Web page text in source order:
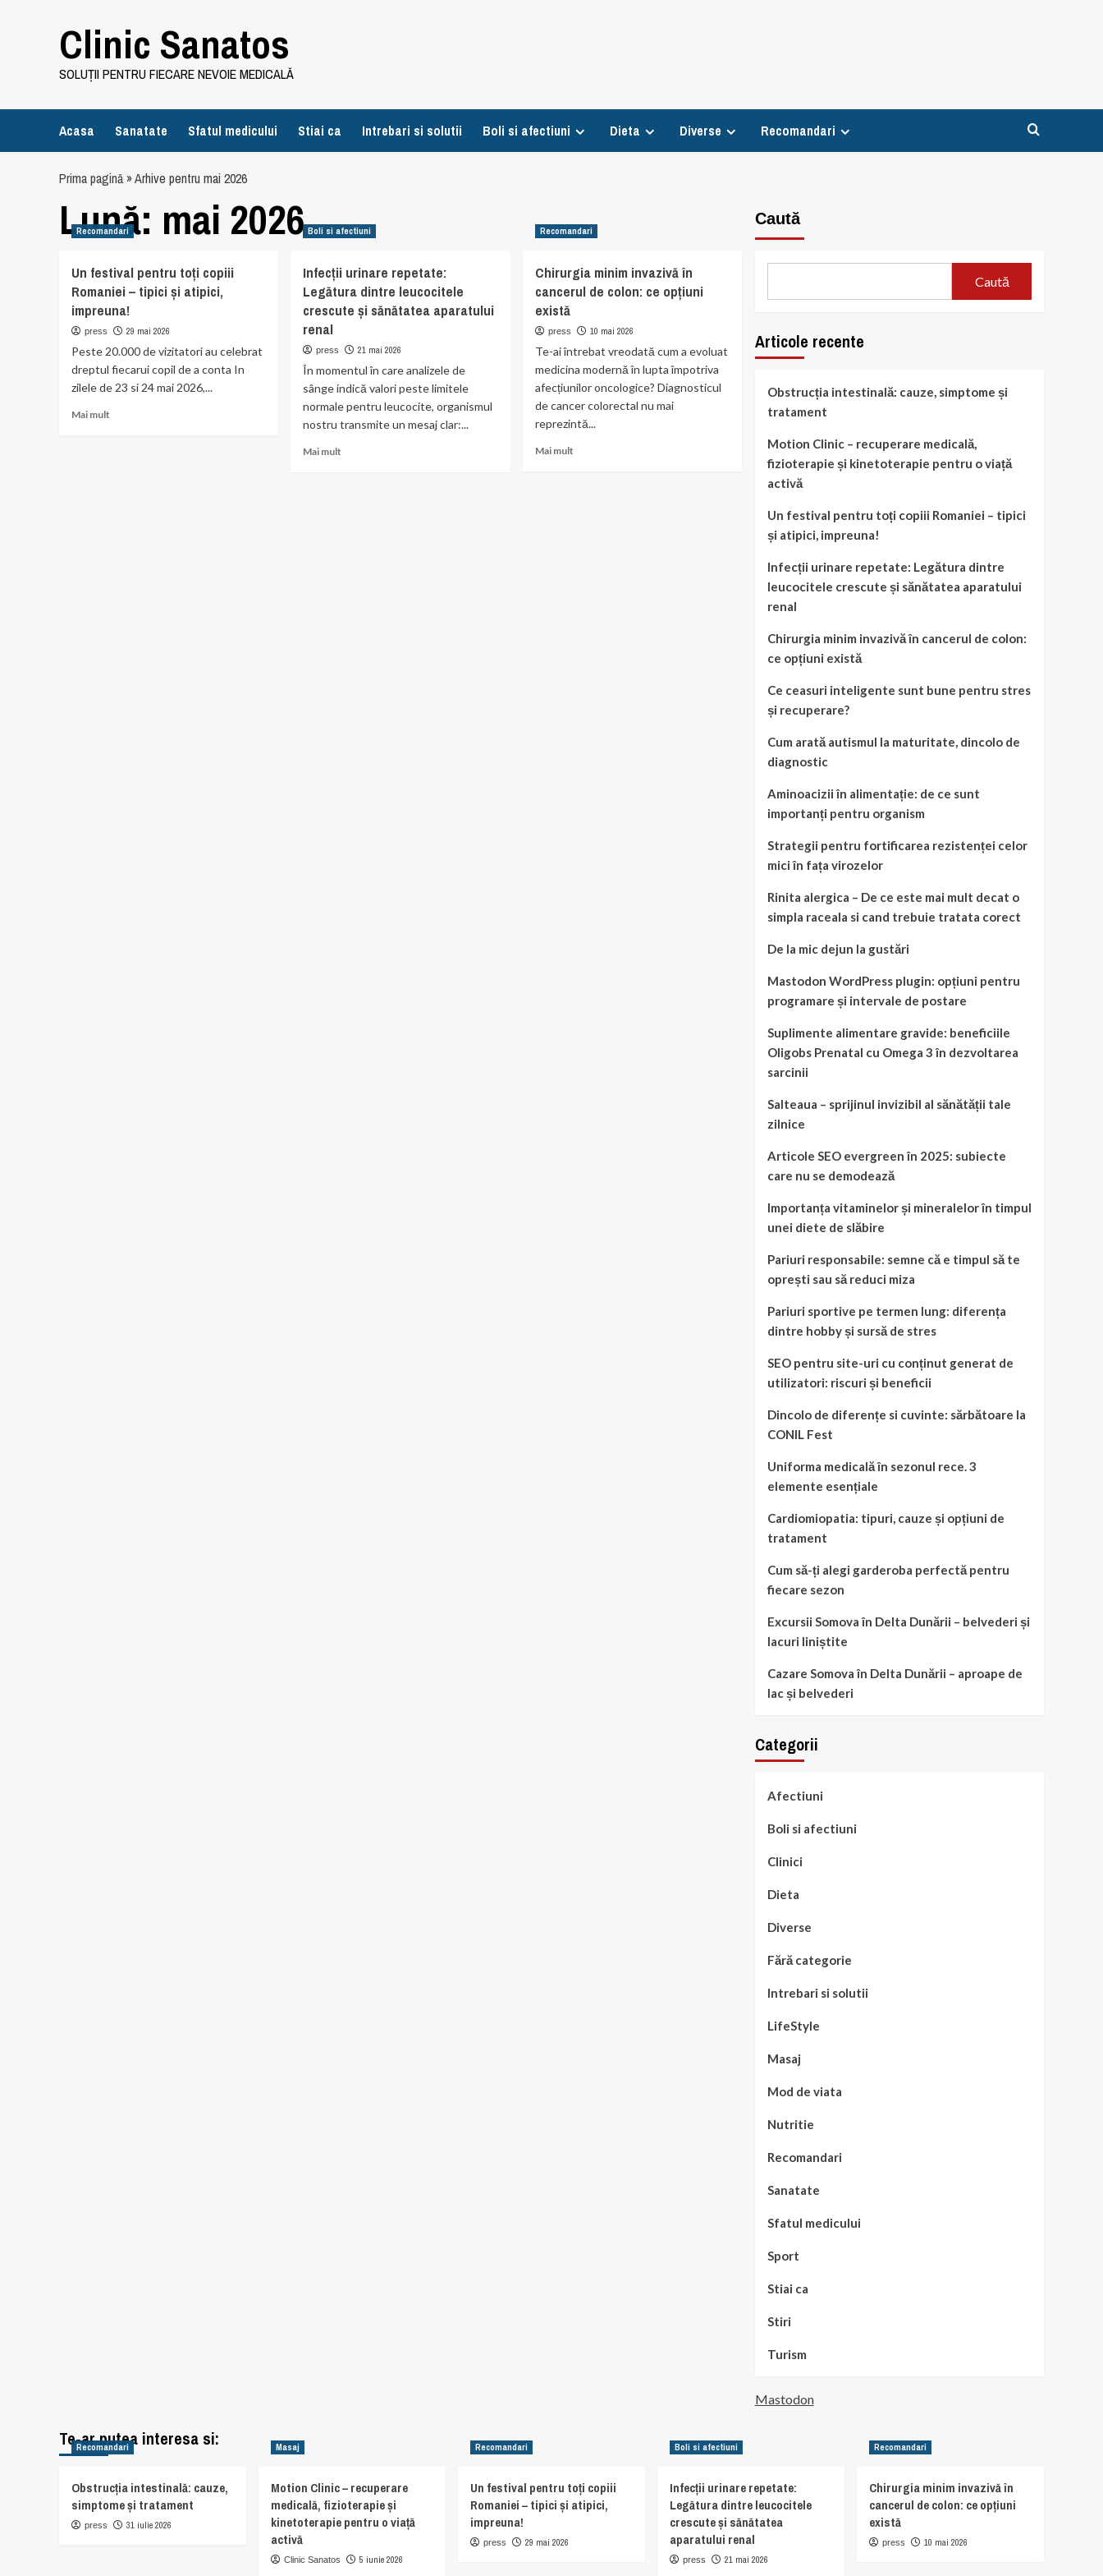
Clinic Sanatos
SOLUȚII PENTRU FIECARE NEVOIE MEDICALĂ
Acasa Sanatate Sfatul medicului Stiai ca Intrebari si solutii Boli si afectiuni Dieta Diverse Recomandari
Prima pagină»Arhive pentru mai 2026
Lună: mai 2026
Recomandari
Un festival pentru toți copiii
Romaniei – tipici și atipici,
impreuna!
press 29 mai 2026
Peste 20.000 de vizitatori au celebrat
dreptul fiecarui copil de a conta In
zilele de 23 si 24 mai 2026,...
Mai mult
Boli si afectiuni
Infecții urinare repetate:
Legătura dintre leucocitele
crescute și sănătatea aparatului
renal
press 21 mai 2026
În momentul în care analizele de
sânge indică valori peste limitele
normale pentru leucocite, organismul
nostru transmite un mesaj clar:...
Mai mult
Recomandari
Chirurgia minim invazivă în
cancerul de colon: ce opțiuni
există
press 10 mai 2026
Te-ai întrebat vreodată cum a evoluat
medicina modernă în lupta împotriva
afecțiunilor oncologice? Diagnosticul
de cancer colorectal nu mai
reprezintă...
Mai multRead
Caută
Caută
Articole recente
Obstrucția intestinală: cauze, simptome și
tratament
Motion Clinic – recuperare medicală,
fizioterapie și kinetoterapie pentru o viață
activă
Un festival pentru toți copiii Romaniei – tipici
și atipici, impreuna!
Infecții urinare repetate: Legătura dintre
leucocitele crescute și sănătatea aparatului
renal
Chirurgia minim invazivă în cancerul de colon:
ce opțiuni există
Ce ceasuri inteligente sunt bune pentru stres
și recuperare?
Cum arată autismul la maturitate, dincolo de
diagnostic
Aminoacizii în alimentație: de ce sunt
importanți pentru organism
Strategii pentru fortificarea rezistenței celor
mici în fața virozelor
Rinita alergica – De ce este mai mult decat o
simpla raceala si cand trebuie tratata corect
De la mic dejun la gustări
Mastodon WordPress plugin: opțiuni pentru
programare și intervale de postare
Suplimente alimentare gravide: beneficiile
Oligobs Prenatal cu Omega 3 în dezvoltarea
sarcinii
Salteaua – sprijinul invizibil al sănătății tale
zilnice
Articole SEO evergreen în 2025: subiecte
care nu se demodează
Importanța vitaminelor și mineralelor în timpul
unei diete de slăbire
Pariuri responsabile: semne că e timpul să te
oprești sau să reduci miza
Pariuri sportive pe termen lung: diferența
dintre hobby și sursă de stres
SEO pentru site-uri cu conținut generat de
utilizatori: riscuri și beneficii
Dincolo de diferențe si cuvinte: sărbătoare la
CONIL Fest
Uniforma medicală în sezonul rece. 3
elemente esențiale
Cardiomiopatia: tipuri, cauze și opțiuni de
tratament
Cum să-ți alegi garderoba perfectă pentru
fiecare sezon
Excursii Somova în Delta Dunării – belvederi și
lacuri liniștite
Cazare Somova în Delta Dunării – aproape de
lac și belvederi
Categorii
Afectiuni
Boli si afectiuni
Clinici
Dieta
Diverse
Fără categorie
Intrebari si solutii
LifeStyle
Masaj
Mod de viata
Nutritie
Recomandari
Sanatate
Sfatul medicului
Sport
Stiai ca
Stiri
Turism
Mastodon
Te-ar putea interesa si:
Recomandari
Obstrucția intestinală: cauze,
simptome și tratament
press 31 iulie 2026
Masaj
Motion Clinic – recuperare
medicală, fizioterapie și
kinetoterapie pentru o viață
activă
Clinic Sanatos 5 iunie 2026
Recomandari
Un festival pentru toți copiii
Romaniei – tipici și atipici,
impreuna!
press 29 mai 2026
Boli si afectiuni
Infecții urinare repetate:
Legătura dintre leucocitele
crescute și sănătatea
aparatului renal
press 21 mai 2026
Recomandari
Chirurgia minim invazivă în
cancerul de colon: ce opțiuni
există
press 10 mai 2026